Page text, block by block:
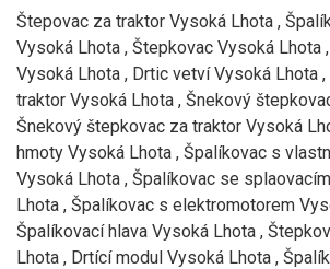
Štepovac za traktor Vysoká Lhota ,
Vysoká Lhota , Štepkovac Vysoká Lhota
Vysoká Lhota , Drtic vetví Vysoká Lhota
traktor Vysoká Lhota , Šnekový
Šnekový štepkovac za traktor Vysoká
hmoty Vysoká Lhota , Špalíkovac s
Vysoká Lhota , Špalíkovac se
Lhota , Špalíkovac s elektromotorem
Špalíkovací hlava Vysoká Lhota ,
Lhota , Drtící modul Vysoká Lhota ,